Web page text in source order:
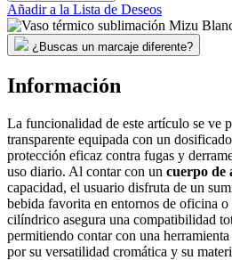
Añadir a la Lista de Deseos
¿Buscas un marcaje diferente?
Información
La funcionalidad de este artículo se ve
transparente equipada con un
protección eficaz contra fugas y
uso diario. Al contar con un cuerpo de
capacidad, el usuario disfruta de un
bebida favorita en entornos de oficina
cilíndrico asegura una compatibilidad
permitiendo contar con una
por su versatilidad cromática y su